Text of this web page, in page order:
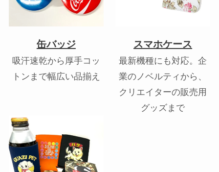
缶バッジ
吸汗速乾から厚手コッ
トンまで幅広い品揃え
スマホケース
最新機種にも対応。企
業のノベルティから、
クリエイターの販売用
グッズまで